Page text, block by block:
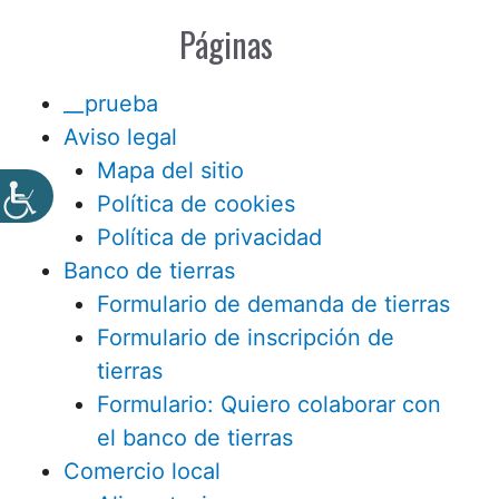
Páginas
__prueba
Aviso legal
Mapa del sitio
Política de cookies
Política de privacidad
Banco de tierras
Formulario de demanda de tierras
Formulario de inscripción de
tierras
Formulario: Quiero colaborar con
el banco de tierras
Comercio local